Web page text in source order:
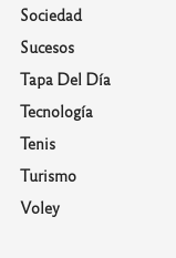
Sociedad
Sucesos
Tapa Del Día
Tecnología
Tenis
Turismo
Voley